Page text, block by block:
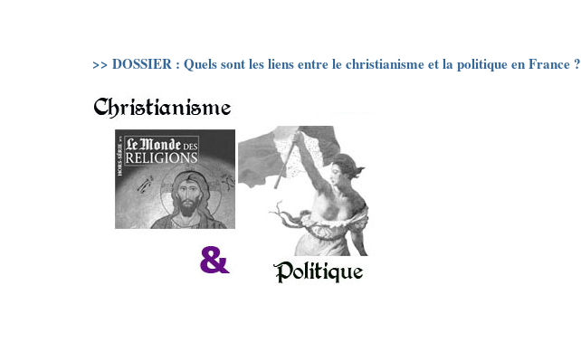
>> DOSSIER : Quels sont les liens entre le christianisme et la politique en France ?